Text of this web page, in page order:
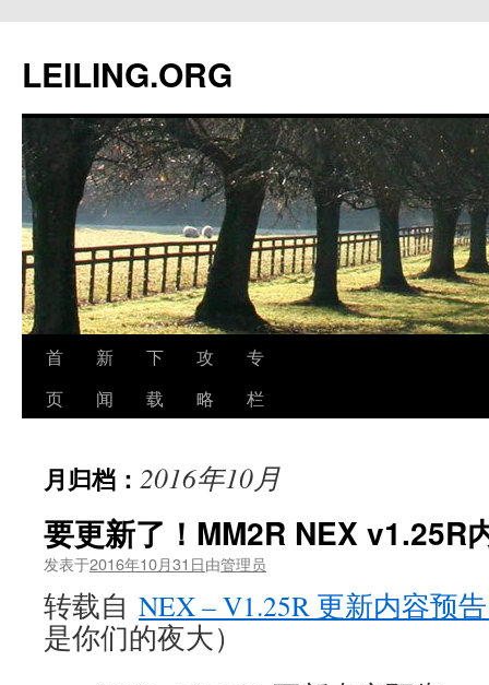
文
LEILING.ORG
首
页
新
闻
下
载
攻
略
专
栏
月归档： 2016年10月
要更新了！MM2R NEX v1.25R
发表于2016年10月31日由管理员
转载自 NEX – V1.25R 更新内容预
是你们的夜大）